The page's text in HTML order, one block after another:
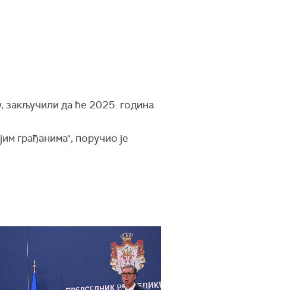
закључили да ће 2025. година
грађанима", поручио је